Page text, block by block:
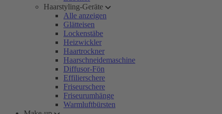
Haarstyling-Geräte
Alle anzeigen
Glätteisen
Lockenstäbe
Heizwickler
Haartrockner
Haarschneidemaschine
Diffusor-Fön
Effilierschere
Friseurschere
Friseurumhänge
Warmluftbürsten